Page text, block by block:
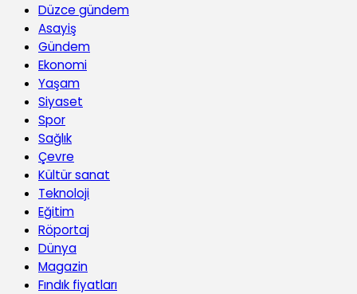
Düzce gündem
Asayiş
Gündem
Ekonomi
Yaşam
Siyaset
Spor
Sağlık
Çevre
Kültür sanat
Teknoloji
Eğitim
Röportaj
Dünya
Magazin
Fındık fiyatları